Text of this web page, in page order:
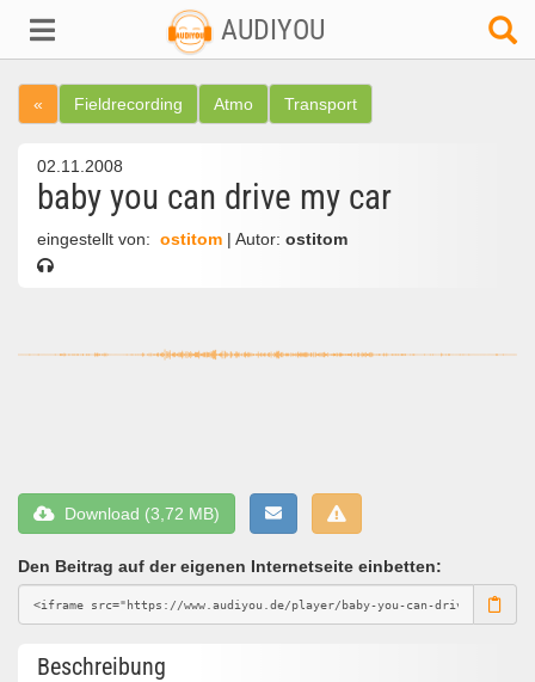
AUDIYOU
« Fieldrecording Atmo Transport
02.11.2008
baby you can drive my car
eingestellt von: ostitom | Autor: ostitom
Download (3,72 MB)
Den Beitrag auf der eigenen Internetseite einbetten:
Beschreibung